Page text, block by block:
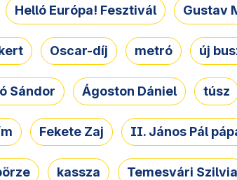
Helló Európa! Fesztivál Gustav
Oscar-díj metró új
Sándor Ágoston Dániel túsz
Fekete Zaj II. János Pál
kassza Temesvári Szilvia